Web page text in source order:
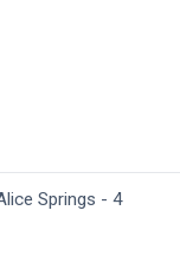
Springs - 4